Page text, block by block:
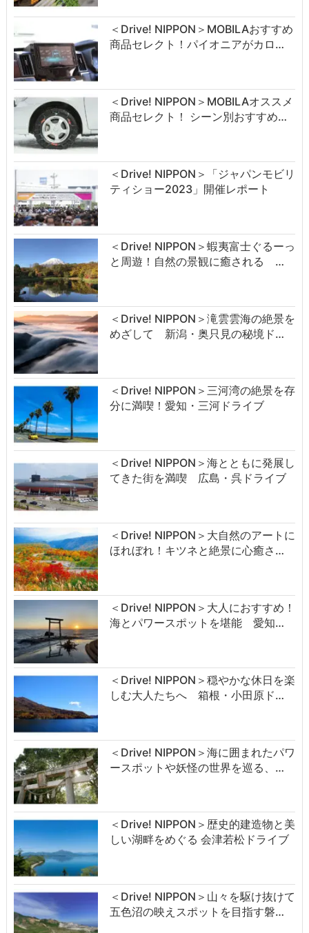
＜Drive! NIPPON＞MOBILAおすすめ
商品セレクト！パイオニアがカロ…
＜Drive! NIPPON＞MOBILAオススメ
商品セレクト！ シーン別おすすめ…
＜Drive! NIPPON＞「ジャパンモビリ
ティショー2023」開催レポート
＜Drive! NIPPON＞蝦夷富士ぐるーっ
と周遊！自然の景観に癒される …
＜Drive! NIPPON＞滝雲雲海の絶景を
めざして 新潟・奥只見の秘境ド…
＜Drive! NIPPON＞三河湾の絶景を存
分に満喫！愛知・三河ドライブ
＜Drive! NIPPON＞海とともに発展し
てきた街を満喫 広島・呉ドライブ
＜Drive! NIPPON＞大自然のアートに
ほれぼれ！キツネと絶景に心癒さ…
＜Drive! NIPPON＞大人におすすめ！
海とパワースポットを堪能 愛知…
＜Drive! NIPPON＞穏やかな休日を楽
しむ大人たちへ 箱根・小田原ド…
＜Drive! NIPPON＞海に囲まれたパワ
ースポットや妖怪の世界を巡る、…
＜Drive! NIPPON＞歴史的建造物と美
しい湖畔をめぐる 会津若松ドライブ
＜Drive! NIPPON＞山々を駆け抜けて
五色沼の映えスポットを目指す磐…